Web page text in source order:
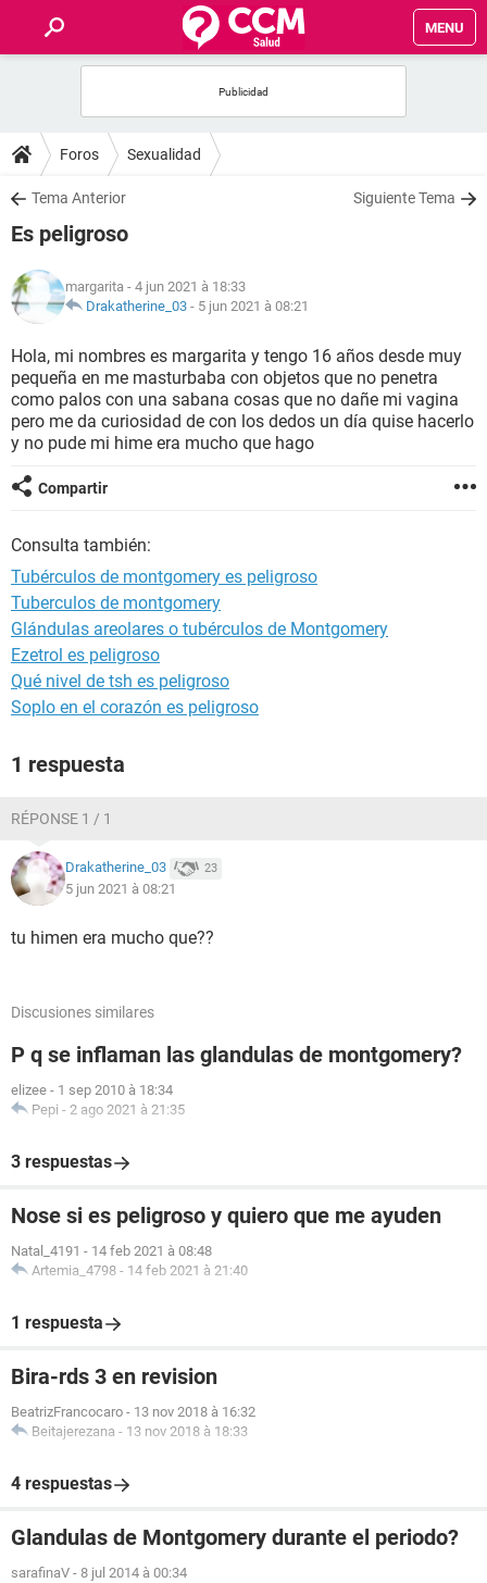
MENU
FORUMS
SALUD
FAMILIA
NUTRICIÓN
BIENESTAR
SEXUALIDAD
GLOSARIO
Foros Sexualidad
Tema Anterior Siguiente Tema
Es peligroso
margarita - 4 jun 2021 à 18:33
Drakatherine_03 - 5 jun 2021 à 08:21
Hola, mi nombres es margarita y tengo 16 años desde muy
pequeña en me masturbaba con objetos que no penetra
como palos con una sabana cosas que no dañe mi vagina
pero me da curiosidad de con los dedos un día quise hacerlo
y no pude mi hime era mucho que hago
Compartir
Consulta también:
Tubérculos de montgomery es peligroso
Tuberculos de montgomery
Glándulas areolares o tubérculos de Montgomery
Ezetrol es peligroso
Qué nivel de tsh es peligroso
Soplo en el corazón es peligroso
1 respuesta
RÉPONSE 1 / 1
Drakatherine_03 23
5 jun 2021 à 08:21
tu himen era mucho que??
Discusiones similares
P q se inflaman las glandulas de montgomery?
elizee - 1 sep 2010 à 18:34
Pepi - 2 ago 2021 à 21:35
3 respuestas
Nose si es peligroso y quiero que me ayuden
Natal_4191 - 14 feb 2021 à 08:48
Artemia_4798 - 14 feb 2021 à 21:40
1 respuesta
Bira-rds 3 en revision
BeatrizFrancocaro - 13 nov 2018 à 16:32
Beitajerezana - 13 nov 2018 à 18:33
4 respuestas
Glandulas de Montgomery durante el periodo?
sarafinaV - 8 jul 2014 à 00:34